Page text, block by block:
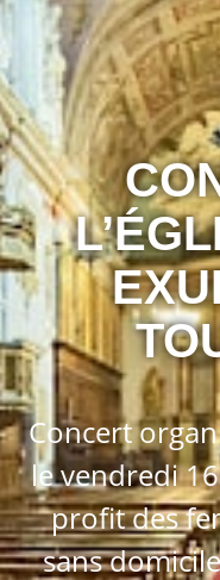
Concert
le vendredi
profit des
sans